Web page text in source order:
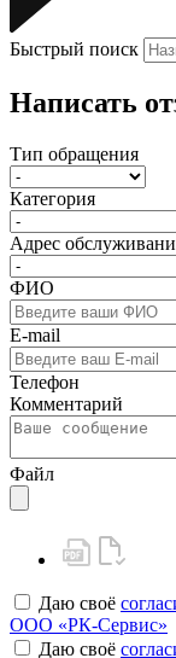
Быстрый поиск
Написать
Тип обращения
Категория
Адрес
ФИО
E-mail
Телефон
Комментарий
Файл
Даю своё
ООО «РК-Сервис»
Даю своё